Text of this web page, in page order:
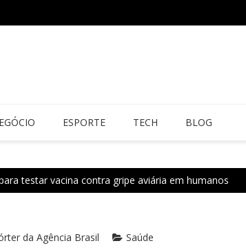
ESPORTE TECH BLOG
testar vacina contra gripe aviária em humanos
da Agência Brasil Saúde